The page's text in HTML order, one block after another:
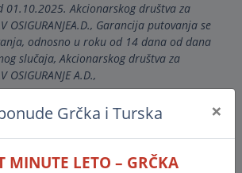
01.10.2025. Akcionarskog društva za
OSIGURANJEA.D., Garancija putovanja se
odnosno u roku od 14 dana od dana
slučaja, Akcionarskog društva za
OSIGURANJE A.D.,
za naknadu štete ostvaruje na osnovu
sudske presude, odnosno, odluke
drugog vansudskog rešenja potrošačkog
ovim Opštim uslovima i Opštim uslovima
Grčka i Turska ×
MINUTE LETO – GRČKA